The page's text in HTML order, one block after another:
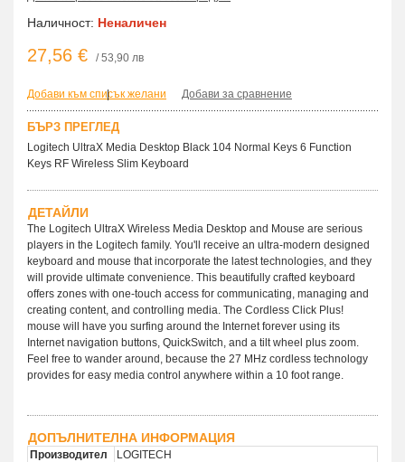
Наличност: Неналичен
27,56 € / 53,90 лв
Добави към списък желани
| Добави за сравнение
БЪРЗ ПРЕГЛЕД
Logitech UltraX Media Desktop Black 104 Normal Keys 6 Function
Keys RF Wireless Slim Keyboard
ДЕТАЙЛИ
The Logitech UltraX Wireless Media Desktop and Mouse are serious
players in the Logitech family. You'll receive an ultra-modern designed
keyboard and mouse that incorporate the latest technologies, and they
will provide ultimate convenience. This beautifully crafted keyboard
offers zones with one-touch access for communicating, managing and
creating content, and controlling media. The Cordless Click Plus!
mouse will have you surfing around the Internet forever using its
Internet navigation buttons, QuickSwitch, and a tilt wheel plus zoom.
Feel free to wander around, because the 27 MHz cordless technology
provides for easy media control anywhere within a 10 foot range.
ДОПЪЛНИТЕЛНА ИНФОРМАЦИЯ
Производител
LOGITECH